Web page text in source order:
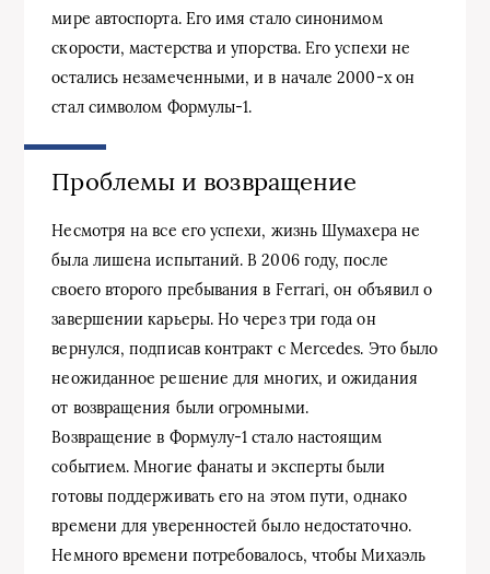
мире автоспорта. Его имя стало синонимом
скорости, мастерства и упорства. Его успехи не
остались незамеченными, и в начале 2000-х он
стал символом Формулы-1.
Проблемы и возвращение
Несмотря на все его успехи, жизнь Шумахера не
была лишена испытаний. В 2006 году, после
своего второго пребывания в Ferrari, он объявил о
завершении карьеры. Но через три года он
вернулся, подписав контракт с Mercedes. Это было
неожиданное решение для многих, и ожидания
от возвращения были огромными.
Возвращение в Формулу-1 стало настоящим
событием. Многие фанаты и эксперты были
готовы поддерживать его на этом пути, однако
времени для уверенностей было недостаточно.
Немного времени потребовалось, чтобы Михаэль